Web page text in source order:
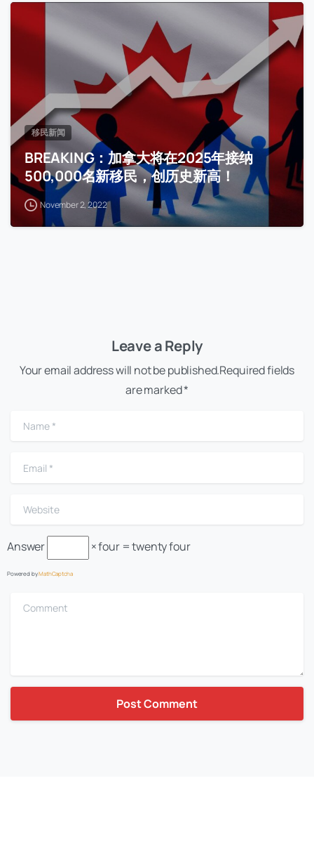
移民新闻
BREAKING：加拿大将在2025年接纳
500,000名新移民，创历史新高！
November 2, 2022
Leave a Reply
Your email address will not be published.Required fields
are marked *
Name
Email
Website
Answer × four = twenty four
Powered byMathCaptcha
Comment